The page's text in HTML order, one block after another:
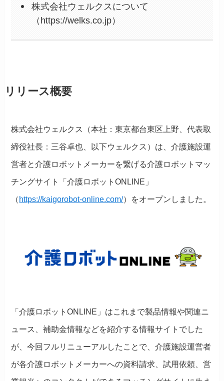
株式会社ウェルクスについて
（https://welks.co.jp）
リリース概要
株式会社ウェルクス（本社：東京都台東区上野、代表取
締役社長：三谷卓也、以下ウェルクス）は、介護施設運
営者と介護ロボットメーカーを繋げる介護ロボットマッ
チングサイト「介護ロボットONLINE」
（ https://kaigorobot-online.com/）をオープンしました。
「介護ロボットONLINE」はこれまで製品情報や関連ニ
ュース、補助金情報などを紹介する情報サイトでした
が、今回フルリニューアルしたことで、介護施設運営者
が各介護ロボットメーカーへの資料請求、試用依頼、営